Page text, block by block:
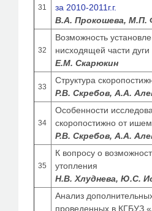
31
за 2010-2011г.г.
В.А. Прокошева, М.П.
32
Возможность
нисходящей части
Е.М. Скарюкин
33
Структура
Р.В. Скребов, А.А.
34
Особенности
скоропостижно от
Р.В. Скребов, А.А.
35
К вопросу о
утопления
Н.В. Хлуднева, Ю.С.
Анализ
проведенных в КГБУЗ